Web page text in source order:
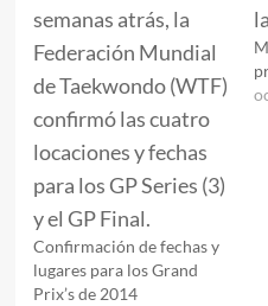
Confirmación de fechas y
lugares para los Grand
Prix’s de 2014